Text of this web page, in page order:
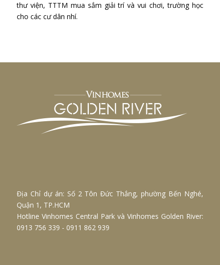
thư viện, TTTM mua sắm giải trí và vui chơi, trường học
cho các cư dân nhí.
Địa Chỉ dự án: Số 2 Tôn Đức Thắng, phường Bến Nghé,
Quận 1, TP.HCM
Hotline Vinhomes Central ParkvàVinhomes Golden River:
0913 756 339 - 0911 862 939